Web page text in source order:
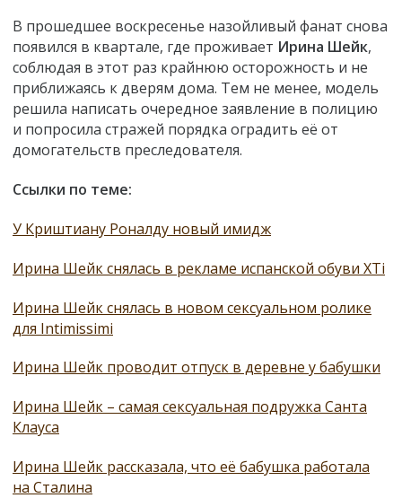
В прошедшее воскресенье назойливый фанат снова
появился в квартале, где проживает Ирина Шейк,
соблюдая в этот раз крайнюю осторожность и не
приближаясь к дверям дома. Тем не менее, модель
решила написать очередное заявление в полицию
и попросила стражей порядка оградить её от
домогательств преследователя.
Ссылки по теме:
У Криштиану Роналду новый имидж
Ирина Шейк снялась в рекламе испанской обуви XTi
Ирина Шейк снялась в новом сексуальном ролике
для Intimissimi
Ирина Шейк проводит отпуск в деревне у бабушки
Ирина Шейк – самая сексуальная подружка Санта
Клауса
Ирина Шейк рассказала, что её бабушка работала
на Сталина